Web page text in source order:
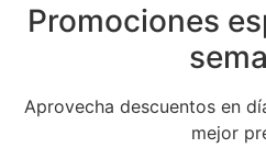
Promociones
Aprovecha descuentos en
mejor